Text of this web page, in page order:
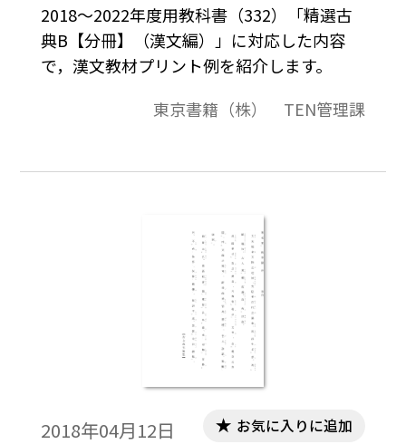
2018～2022年度用教科書（332）「精選古
典B【分冊】（漢文編）」に対応した内容
で，漢文教材プリント例を紹介します。
東京書籍（株） TEN管理課
2018年04月12日 お気に入りに追加